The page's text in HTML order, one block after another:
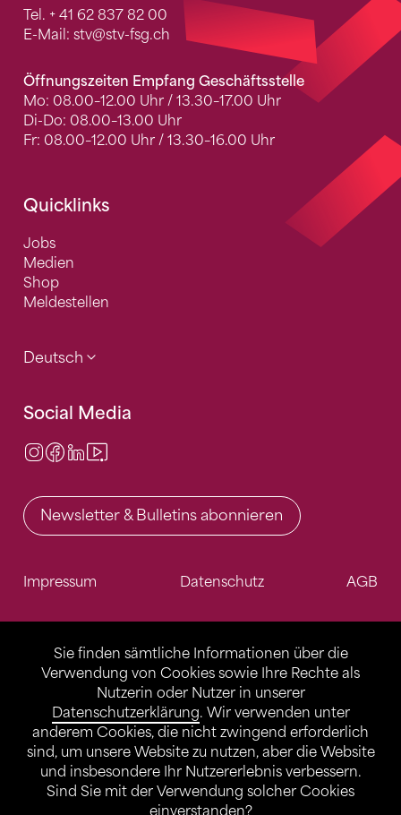
Sie finden sämtliche Informationen über die
Verwendung von Cookies sowie Ihre Rechte als
Nutzerin oder Nutzer in unserer
Datenschutzerklärung. Wir verwenden unter
anderem Cookies, die nicht zwingend erforderlich
sind, um unsere Website zu nutzen, aber die Website
und insbesondere Ihr Nutzererlebnis verbessern.
Sind Sie mit der Verwendung solcher Cookies
einverstanden?
Tel. + 41 62 837 82 00
E-Mail: stv@stv-fsg.ch
Öffnungszeiten Empfang Geschäftsstelle
Mo: 08.00–12.00 Uhr / 13.30–17.00 Uhr
Di-Do: 08.00–13.00 Uhr
Fr: 08.00–12.00 Uhr / 13.30–16.00 Uhr
Quicklinks
Jobs
Medien
Shop
Meldestellen
Deutsch
Social Media
Instagram
Facebook
LinkedIn
Newsletter & Bulletins abonnieren
Impressum Datenschutz AGB